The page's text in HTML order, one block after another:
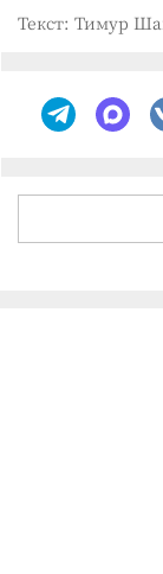
Текст: Тимур